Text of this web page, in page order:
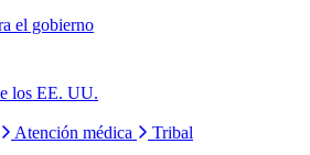
el gobierno
los EE. UU.
Atención médica Tribal